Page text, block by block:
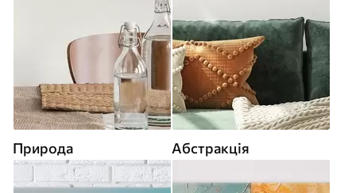
Природа Абстракція